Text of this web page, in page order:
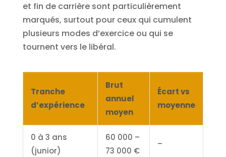
et fin de carrière sont particulièrement
marqués, surtout pour ceux qui cumulent
plusieurs modes d’exercice ou qui se
tournent vers le libéral.
Tranche
d’expérience
Brut
annuel
moyen
Écart vs
moyenne
0 à 3 ans
(junior)
60 000 –
73 000 €
–